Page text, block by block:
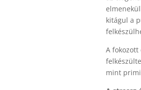
kitágul a
A
mint